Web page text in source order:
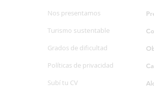
Nos presentamos
Turismo sustentable
Grados de dificultad
Políticas de privacidad
Subí tu CV